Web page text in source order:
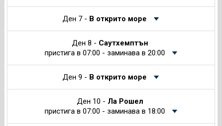
Ден 7 - В открито море
Ден 8 - Саутхемптън
пристига в 07:00 - заминава в 20:00
Ден 9 - В открито море
Ден 10 - Ла Рошел
пристига в 07:00 - заминава в 18:00